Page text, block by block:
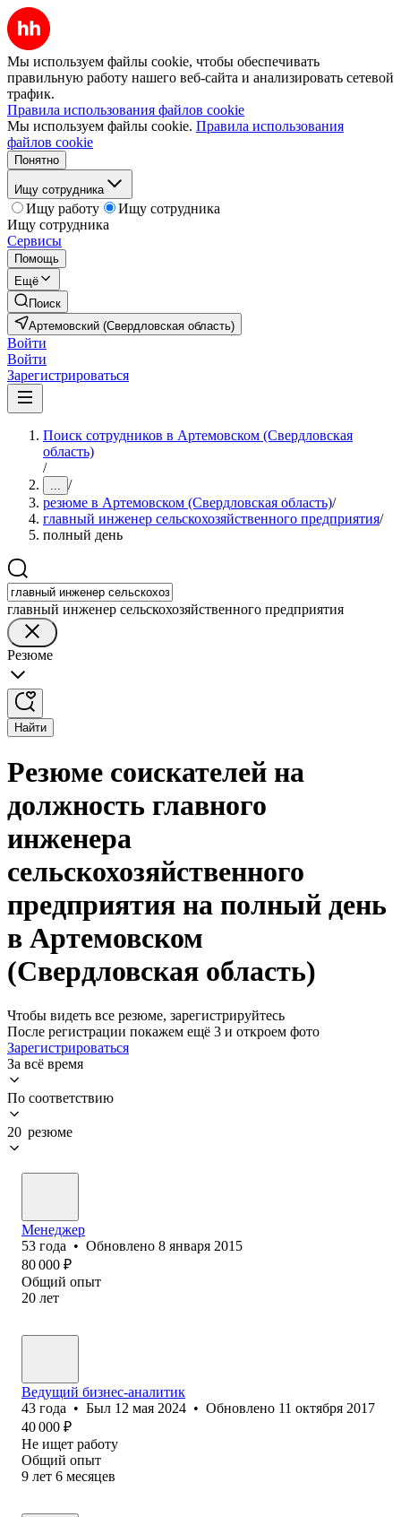
Мы используем файлы cookie, чтобы обеспечивать
правильную работу нашего веб-сайта и анализировать сетевой
трафик.
Правила использования файлов cookie
Мы используем файлы cookie. Правила использования
файлов cookie
Понятно
Ищу сотрудника
Ищу работу
Ищу сотрудника
Ищу сотрудника
Сервисы
Помощь
Ещё
Поиск
Артемовский (Свердловская область)
Войти
Войти
Зарегистрироваться
Поиск сотрудников в Артемовском (Свердловская
область)
/
... /
резюме в Артемовском (Свердловская область)/
главный инженер сельскохозяйственного предприятия/
полный день
главный инженер сельскохозяйственного предприятия
Резюме
Найти
Резюме соискателей на
должность главного
инженера
сельскохозяйственного
предприятия на полный день
в Артемовском
(Свердловская область)
Чтобы видеть все резюме, зарегистрируйтесь
После регистрации покажем ещё 3 и откроем фото
Зарегистрироваться
За всё время
По соответствию
20 резюме
Менеджер
53 года • Обновлено 8 января 2015
80 000 ₽
Общий опыт
20 лет
Ведущий бизнес-аналитик
43 года • Был 12 мая 2024 • Обновлено 11 октября 2017
40 000 ₽
Не ищет работу
Общий опыт
9 лет 6 месяцев